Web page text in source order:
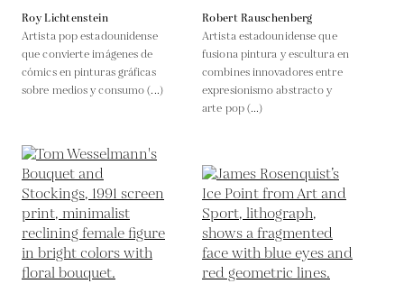
Roy Lichtenstein
Artista pop estadounidense
que convierte imágenes de
cómics en pinturas gráficas
sobre medios y consumo (...)
Robert Rauschenberg
Artista estadounidense que
fusiona pintura y escultura en
combines innovadores entre
expresionismo abstracto y
arte pop (...)